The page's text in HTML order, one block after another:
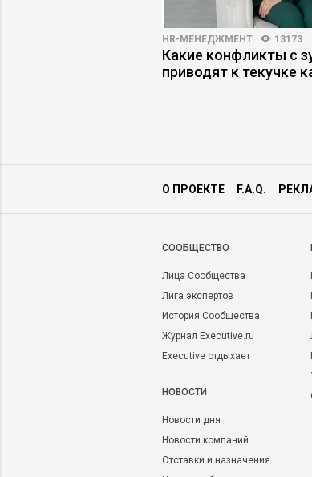
HR-МЕНЕДЖМЕНТ 13173
Какие конфликты с
приводят к текучке
О ПРОЕКТЕ F.A.Q.
CООБЩЕСТВО
Лица Сообщества
Лига экспертов
История Сообщества
Журнал Executive.ru
Executive отдыхает
НОВОСТИ
Новости дня
Новости компаний
Отставки и назначения